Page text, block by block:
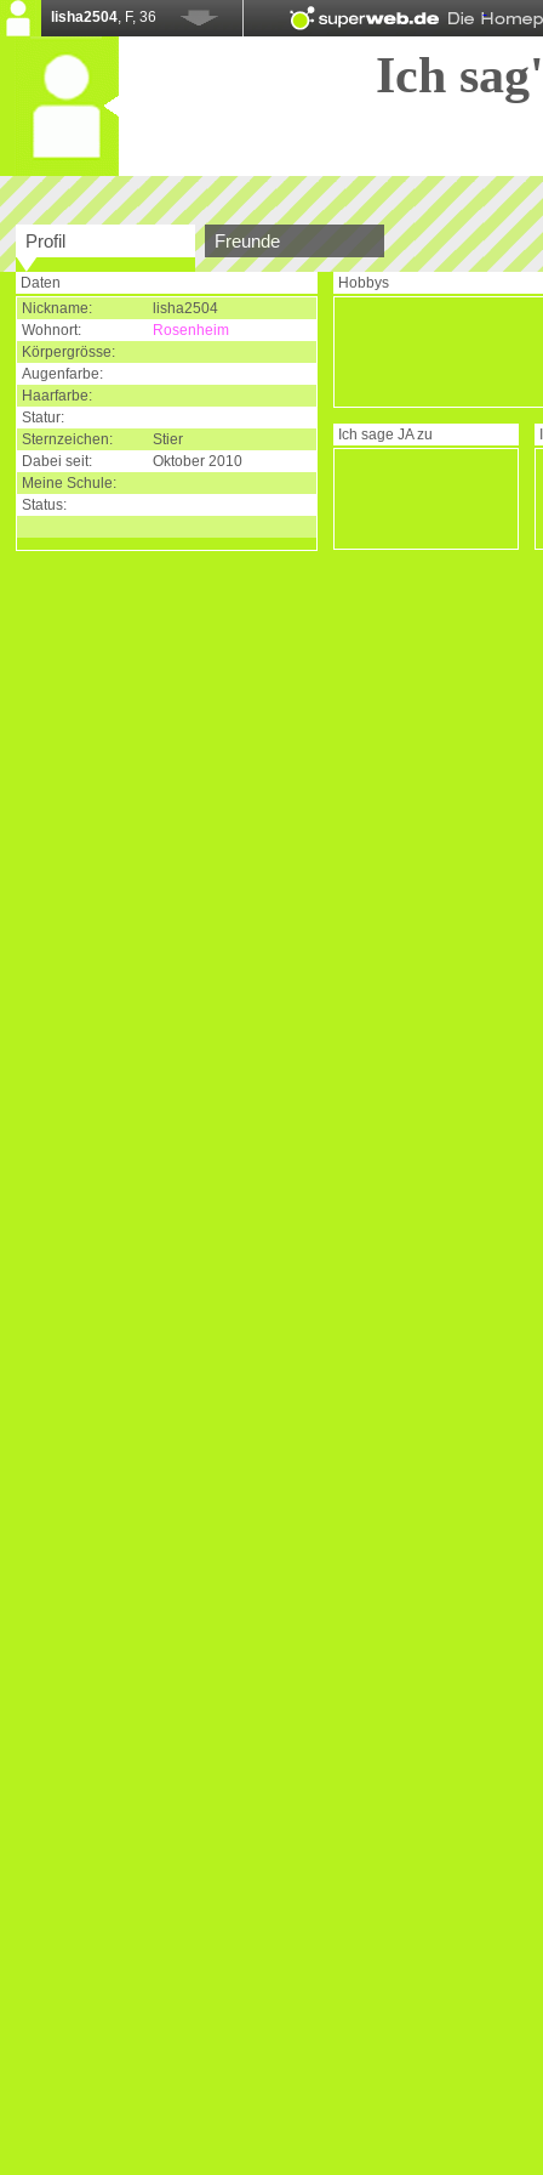
lisha2504, F, 36
Ich
Profil Freunde
Daten
Nickname:
lisha2504
Wohnort:
Rosenheim
Körpergrösse:
Augenfarbe:
Haarfarbe:
Statur:
Sternzeichen:
Stier
Dabei seit:
Oktober 2010
Meine Schule:
Status:
Hobbys
Ich sage JAzu